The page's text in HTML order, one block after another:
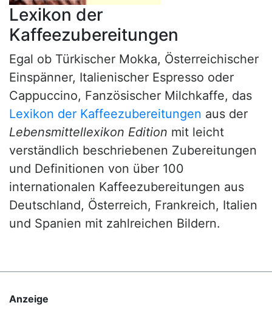
Lexikon der
Kaffeezubereitungen
Egal ob Türkischer Mokka, Österreichischer
Einspänner, Italienischer Espresso oder
Cappuccino, Fanzösischer Milchkaffe, das
Lexikon der Kaffeezubereitungen aus der
Lebensmittellexikon Edition mit leicht
verständlich beschriebenen Zubereitungen
und Definitionen von über 100
internationalen Kaffeezubereitungen aus
Deutschland, Österreich, Frankreich, Italien
und Spanien mit zahlreichen Bildern.
Anzeige